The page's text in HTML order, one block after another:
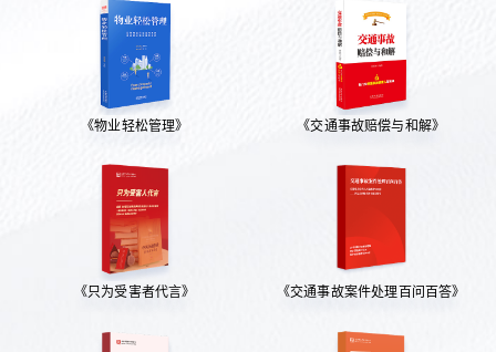
《物业轻松管理》 《交通事故赔偿与和解》
《只为受害者代言》 《交通事故案件处理百问百答》